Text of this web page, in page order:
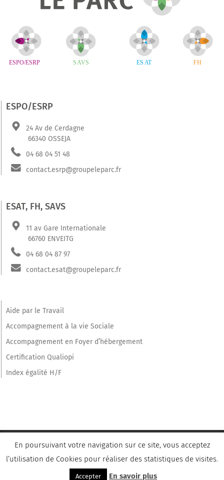
ESPO/ESRP
24 Av de Cerdagne
66340 OSSEJA
04 68 04 51 48
contact.esrp@groupeleparc.fr
ESAT, FH, SAVS
11 av Gare Internationale
66760 ENVEITG
04 68 04 87 97
contact.esat@groupeleparc.fr
Aide par le Travail
Accompagnement à la vie Sociale
Accompagnement en Foyer d’hébergement
Certification Qualiopi
Index égalité H/F
Copyright © 2016 - 2026 Groupe Le Parc| Développé parEmmaluc
Communication| voir lesMentions légales
En poursuivant votre navigation sur ce site, vous acceptez
l’utilisation de Cookies pour réaliser des statistiques de visites.
Accepter En savoir plus